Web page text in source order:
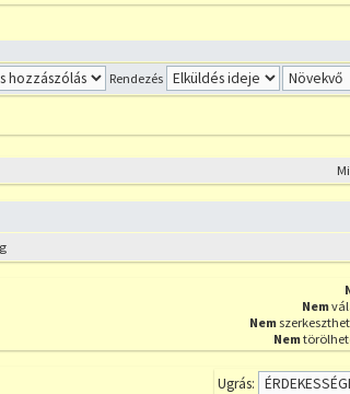
Rendezés
Nem
Nem
Nem
Ugrás: